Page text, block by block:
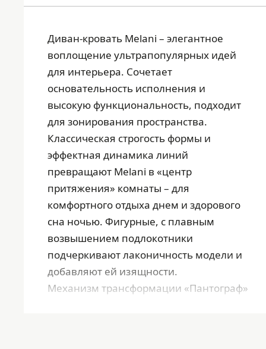
Диван-кровать Melani – элегантное
воплощение ультрапопулярных идей
для интерьера. Сочетает
основательность исполнения и
высокую функциональность, подходит
для зонирования пространства.
Классическая строгость формы и
эффектная динамика линий
превращают Melani в «центр
притяжения» комнаты – для
комфортного отдыха днем и здорового
сна ночью. Фигурные, с плавным
возвышением подлокотники
подчеркивают лаконичность модели и
добавляют ей изящности.
Механизм трансформации «Пантограф»